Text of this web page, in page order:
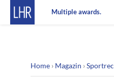
Multiple awards.
Home › Magazin ›